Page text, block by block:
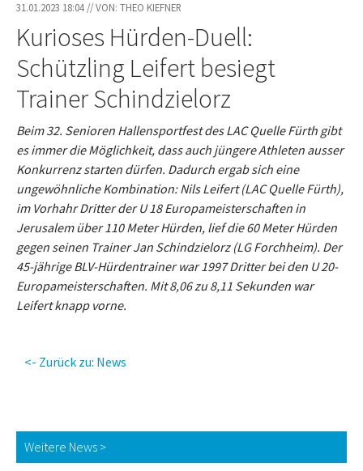
31.01.2023 18:04 // VON: THEO KIEFNER
Kurioses Hürden-Duell:
Schützling Leifert besiegt
Trainer Schindzielorz
Beim 32. Senioren Hallensportfest des LAC Quelle Fürth gibt
es immer die Möglichkeit, dass auch jüngere Athleten ausser
Konkurrenz starten dürfen. Dadurch ergab sich eine
ungewöhnliche Kombination: Nils Leifert (LAC Quelle Fürth),
im Vorhahr Dritter der U 18 Europameisterschaften in
Jerusalem über 110 Meter Hürden, lief die 60 Meter Hürden
gegen seinen Trainer Jan Schindzielorz (LG Forchheim). Der
45-jährige BLV-Hürdentrainer war 1997 Dritter bei den U 20-
Europameisterschaften. Mit 8,06 zu 8,11 Sekunden war
Leifert knapp vorne.
<- Zurück zu: News
Weitere News >